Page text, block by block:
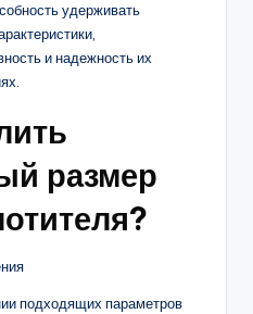
удерживать
и надежность их
размер
подходящих параметров